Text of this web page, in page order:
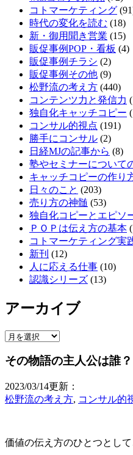
コトマーケティング
時代の変化を読む (18)
新・御用聞き営業 (15)
販促事例POP・看板 (4)
販促事例チラシ (2)
販促事例その他 (9)
松野流の考え方 (440)
コンテンツ力と発信力
独自化キャッチコピー
コンサル的視点 (191)
勝手にコンサル (2)
日経MJの記事から (8)
塾やセミナーについて
キャッチコピーの作り
日々のこと (203)
売り方の神髄 (53)
独自化コピーとエピソ
ＰＯＰは伝え方の基本
コトマーケティング実
新刊 (12)
人に応える仕事 (10)
認識シリーズ (13)
アーカイブ
ア
カ
ブ
その物語の主人公は誰？
2023/03/14更新：
松野流の考え方, コンサル的
価値の伝え方のひとつとして